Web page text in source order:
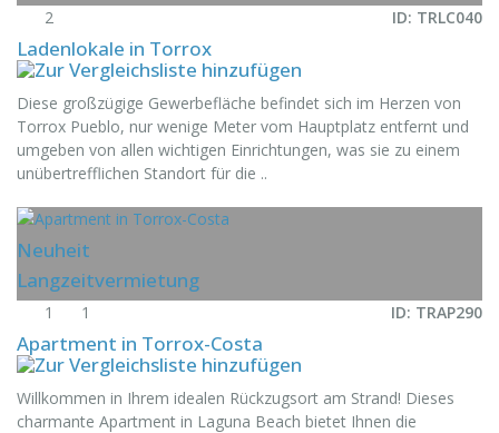
2 ID: TRLC040
Ladenlokale in Torrox
Diese großzügige Gewerbefläche befindet sich im Herzen von
Torrox Pueblo, nur wenige Meter vom Hauptplatz entfernt und
umgeben von allen wichtigen Einrichtungen, was sie zu einem
unübertrefflichen Standort für die ..
Neuheit
Langzeitvermietung
1 1 ID: TRAP290
Apartment in Torrox-Costa
Willkommen in Ihrem idealen Rückzugsort am Strand! Dieses
charmante Apartment in Laguna Beach bietet Ihnen die